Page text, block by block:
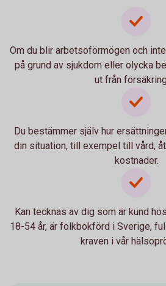
Om du blir arbetsoförmögen och
på grund av sjukdom eller olycka
ut från
Du bestämmer själv hur
din situation, till exempel till vård,
kostnader.
Kan tecknas av dig som är kund
18-54 år, är folkbokförd i Sverige,
kraven i vår